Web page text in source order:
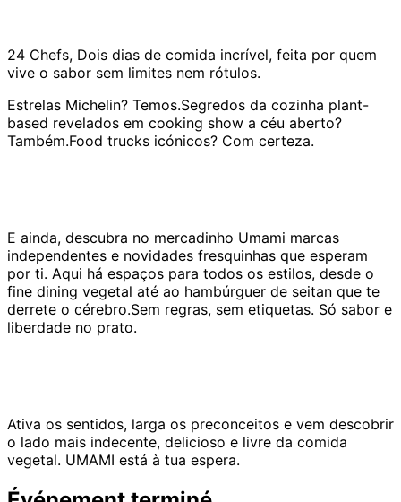
24 Chefs, Dois dias de comida incrível, feita por quem
vive o sabor sem limites nem rótulos.
Estrelas Michelin? Temos.Segredos da cozinha plant-
based revelados em cooking show a céu aberto?
Também.Food trucks icónicos? Com certeza.
E ainda, descubra no mercadinho Umami marcas
independentes e novidades fresquinhas que esperam
por ti. Aqui há espaços para todos os estilos, desde o
fine dining vegetal até ao hambúrguer de seitan que te
derrete o cérebro.Sem regras, sem etiquetas. Só sabor e
liberdade no prato.
Ativa os sentidos, larga os preconceitos e vem descobrir
o lado mais indecente, delicioso e livre da comida
vegetal. UMAMI está à tua espera.